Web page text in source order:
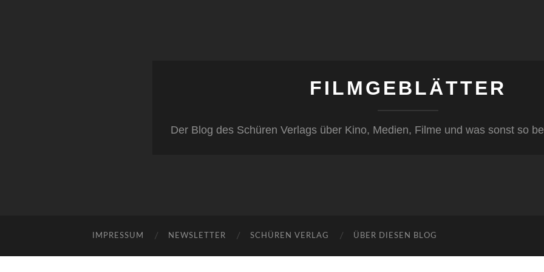
FILMGEBLÄTTER
Der Blog des Schüren Verlags über Kino, Medien, Filme und was sonst so
IMPRESSUM NEWSLETTER SCHÜREN VERLAG ÜBER DIESEN BLOG